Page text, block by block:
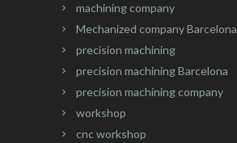
machining company
Mechanized company Barcelona
precision machining
precision machining Barcelona
precision machining company
workshop
cnc workshop